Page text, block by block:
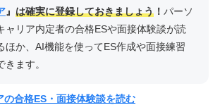
』 は確実に登録しておきましょう ！ パーソ
ャリア内定者の合格ESや面接体験談が読
ほか、AI機能を使ってES作成や面接練習
きます。
の合格ES・面接体験談を読む